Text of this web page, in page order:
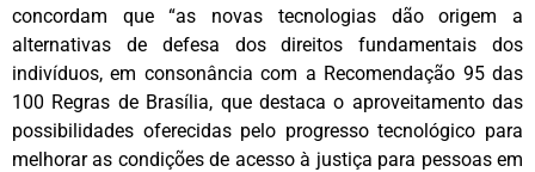
concordam que “as novas tecnologias dão origem a
alternativas de defesa dos direitos fundamentais dos
indivíduos, em consonância com a Recomendação 95 das
100 Regras de Brasília, que destaca o aproveitamento das
possibilidades oferecidas pelo progresso tecnológico para
melhorar as condições de acesso à justiça para pessoas em